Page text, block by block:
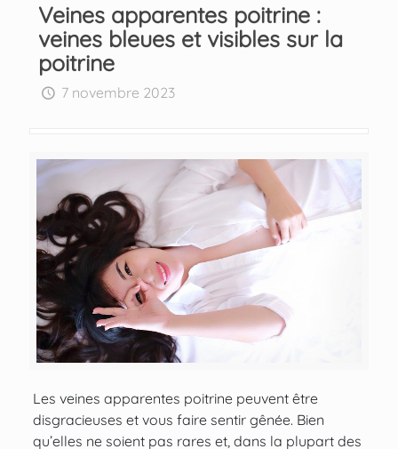
Veines apparentes poitrine :
veines bleues et visibles sur la
poitrine
7 novembre 2023
Les veines apparentes poitrine peuvent être
disgracieuses et vous faire sentir gênée. Bien
qu’elles ne soient pas rares et, dans la plupart des